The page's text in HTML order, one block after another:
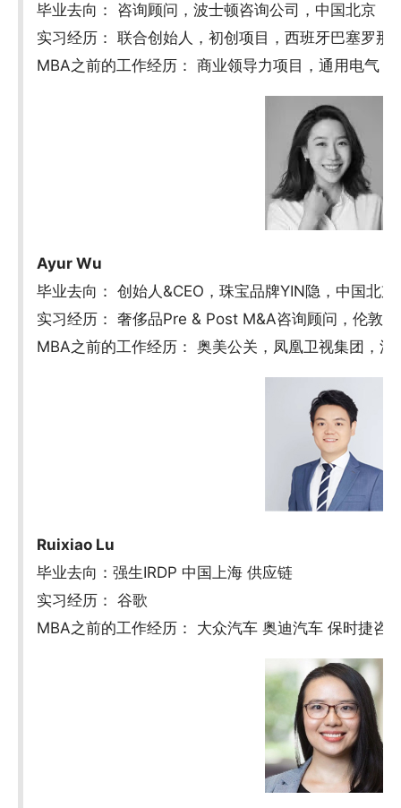
毕业去向： 咨询顾问，波士顿咨询公司，中国北京
实习经历： 联合创始人，初创项目，西班牙巴塞罗那
MBA之前的工作经历： 商业领导力项目，通用电气，
Ayur Wu
毕业去向： 创始人&CEO，珠宝品牌YIN隐，中国北京
实习经历： 奢侈品Pre & Post M&A咨询顾问，伦敦/
MBA之前的工作经历： 奥美公关，凤凰卫视集团，法
Ruixiao Lu
毕业去向：强生IRDP 中国上海 供应链
实习经历： 谷歌
MBA之前的工作经历： 大众汽车 奥迪汽车 保时捷咨